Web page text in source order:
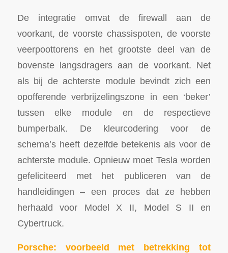
De integratie omvat de firewall aan de
voorkant, de voorste chassispoten, de voorste
veerpoottorens en het grootste deel van de
bovenste langsdragers aan de voorkant. Net
als bij de achterste module bevindt zich een
opofferende verbrijzelingszone in een ‘beker’
tussen elke module en de respectieve
bumperbalk. De kleurcodering voor de
schema’s heeft dezelfde betekenis als voor de
achterste module. Opnieuw moet Tesla worden
gefeliciteerd met het publiceren van de
handleidingen – een proces dat ze hebben
herhaald voor Model X II, Model S II en
Cybertruck.
Porsche: voorbeeld met betrekking tot